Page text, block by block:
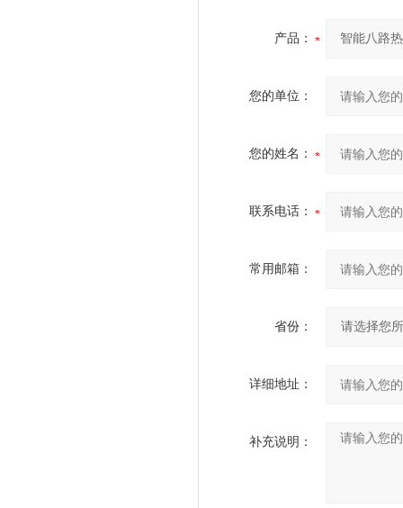
产品：
您的单位：
您的姓名：
联系电话：
常用邮箱：
省份：
详细地址：
补充说明：